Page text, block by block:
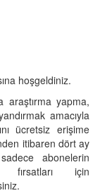
hoşgeldiniz.
araştırma yapma,
amacıyla
ücretsiz erişime
itibaren dört ay
abonelerin
fırsatları için